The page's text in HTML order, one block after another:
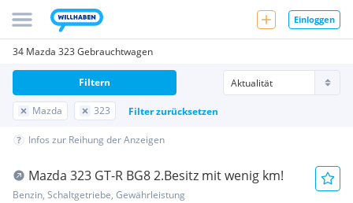
Einloggen
34 Mazda 323 Gebrauchtwagen
Mazda 323 Filter zurücksetzen
Filtern
Infos zur Reihung der Anzeigen
Mazda 323 GT-R BG8 2.Besitz mit wenig km!
Benzin, Schaltgetriebe, Gewährleistung